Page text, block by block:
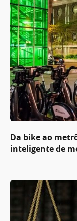
Da bike ao
inteligente de